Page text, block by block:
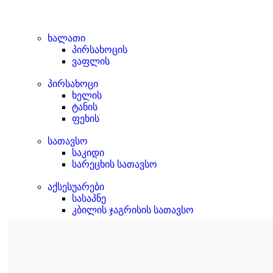
ხალათი
პირსახოცის
ვაფლის
პირსახოცი
ხელის
ტანის
ფეხის
სათავსო
საკიდი
სარეცხის სათავსო
აქსესუარები
სასაპნე
კბილის ჯაგრისის სათავსო